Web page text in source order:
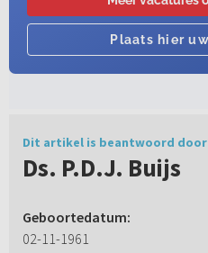
Dit artikel is beantwoord door
Ds. P.D.J. Buijs
Geboortedatum:
02-11-1961